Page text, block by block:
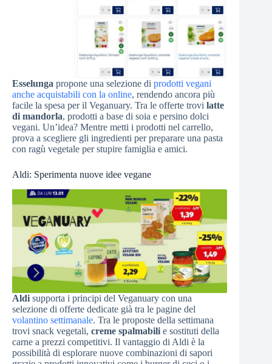
Esselunga propone una selezione di prodotti vegani
anche acquistabili con la online, rendendo ancora più
facile la spesa per il Veganuary. Tra le offerte trovi latte
di mandorla, prodotti a base di soia e persino dolci
vegani. Un’idea? Mentre metti i prodotti nel carrello,
prova a scegliere gli ingredienti per preparare una pasta
con ragù vegetale per stupire famiglia e amici.
Aldi: Sperimenta nuove idee vegane
Aldi supporta i principi del Veganuary con una
selezione di offerte dedicate già tra le pagine del
volantino settimanale. Tra le proposte della settimana
trovi snack vegetali, creme spalmabili e sostituti della
carne a prezzi competitivi. Il vantaggio di Aldi è la
possibilità di esplorare nuove combinazioni di sapori